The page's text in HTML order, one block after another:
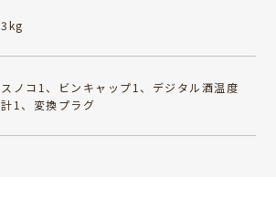
3kg
スノコ1、ビンキャップ1、デジタル酒温度
計1、変換プラグ